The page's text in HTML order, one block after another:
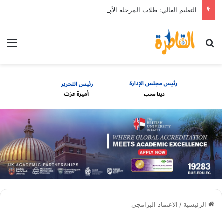
بحث عن
الرئيسية / الاعتماد البرامجي